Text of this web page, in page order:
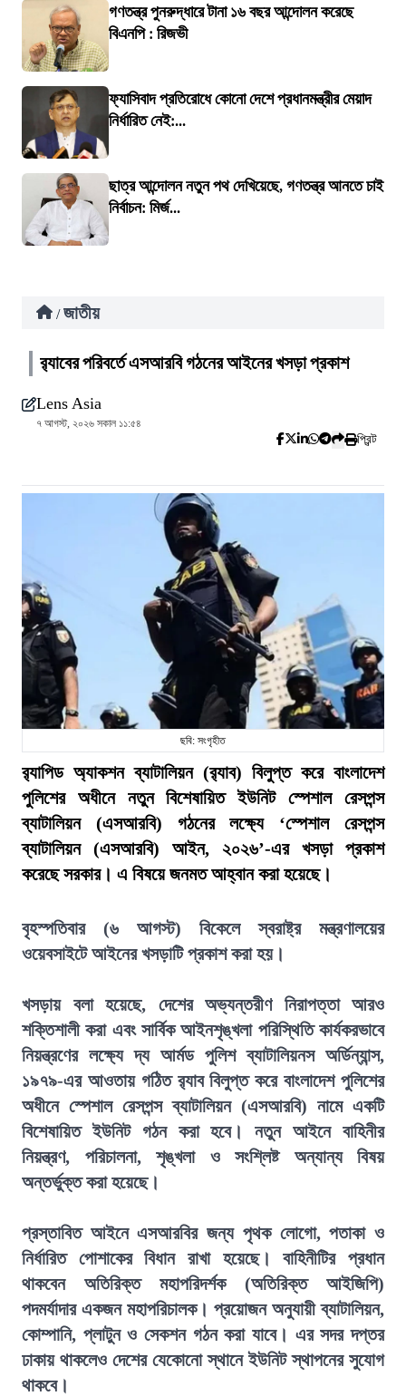
গণতন্ত্র পুনরুদ্ধারে টানা ১৬ বছর আন্দোলন করেছে
বিএনপি : রিজভী
ফ্যাসিবাদ প্রতিরোধে কোনো দেশে প্রধানমন্ত্রীর মেয়াদ
নির্ধারিত নেই:...
ছাত্র আন্দোলন নতুন পথ দেখিয়েছে, গণতন্ত্র আনতে চাই
নির্বাচন: মির্জ...
/ জাতীয়
র‍্যাবের পরিবর্তে এসআরবি গঠনের আইনের খসড়া প্রকাশ
Lens Asia
৭ আগস্ট, ২০২৬ সকাল ১১:৫৪
প্রিন্ট
ছবি: সংগৃহীত
র‍্যাপিড অ্যাকশন ব্যাটালিয়ন (র‍্যাব) বিলুপ্ত করে বাংলাদেশ
পুলিশের অধীনে নতুন বিশেষায়িত ইউনিট স্পেশাল রেসপন্স
ব্যাটালিয়ন (এসআরবি) গঠনের লক্ষ্যে ‘স্পেশাল রেসপন্স
ব্যাটালিয়ন (এসআরবি) আইন, ২০২৬’-এর খসড়া প্রকাশ
করেছে সরকার। এ বিষয়ে জনমত আহ্বান করা হয়েছে।
বৃহস্পতিবার (৬ আগস্ট) বিকেলে স্বরাষ্ট্র মন্ত্রণালয়ের
ওয়েবসাইটে আইনের খসড়াটি প্রকাশ করা হয়।
খসড়ায় বলা হয়েছে, দেশের অভ্যন্তরীণ নিরাপত্তা আরও
শক্তিশালী করা এবং সার্বিক আইনশৃঙ্খলা পরিস্থিতি কার্যকরভাবে
নিয়ন্ত্রণের লক্ষ্যে দ্য আর্মড পুলিশ ব্যাটালিয়নস অর্ডিন্যান্স,
১৯৭৯-এর আওতায় গঠিত র‍্যাব বিলুপ্ত করে বাংলাদেশ পুলিশের
অধীনে স্পেশাল রেসপন্স ব্যাটালিয়ন (এসআরবি) নামে একটি
বিশেষায়িত ইউনিট গঠন করা হবে। নতুন আইনে বাহিনীর
নিয়ন্ত্রণ, পরিচালনা, শৃঙ্খলা ও সংশ্লিষ্ট অন্যান্য বিষয়
অন্তর্ভুক্ত করা হয়েছে।
প্রস্তাবিত আইনে এসআরবির জন্য পৃথক লোগো, পতাকা ও
নির্ধারিত পোশাকের বিধান রাখা হয়েছে। বাহিনীটির প্রধান
থাকবেন অতিরিক্ত মহাপরিদর্শক (অতিরিক্ত আইজিপি)
পদমর্যাদার একজন মহাপরিচালক। প্রয়োজন অনুযায়ী ব্যাটালিয়ন,
কোম্পানি, প্লাটুন ও সেকশন গঠন করা যাবে। এর সদর দপ্তর
ঢাকায় থাকলেও দেশের যেকোনো স্থানে ইউনিট স্থাপনের সুযোগ
থাকবে।